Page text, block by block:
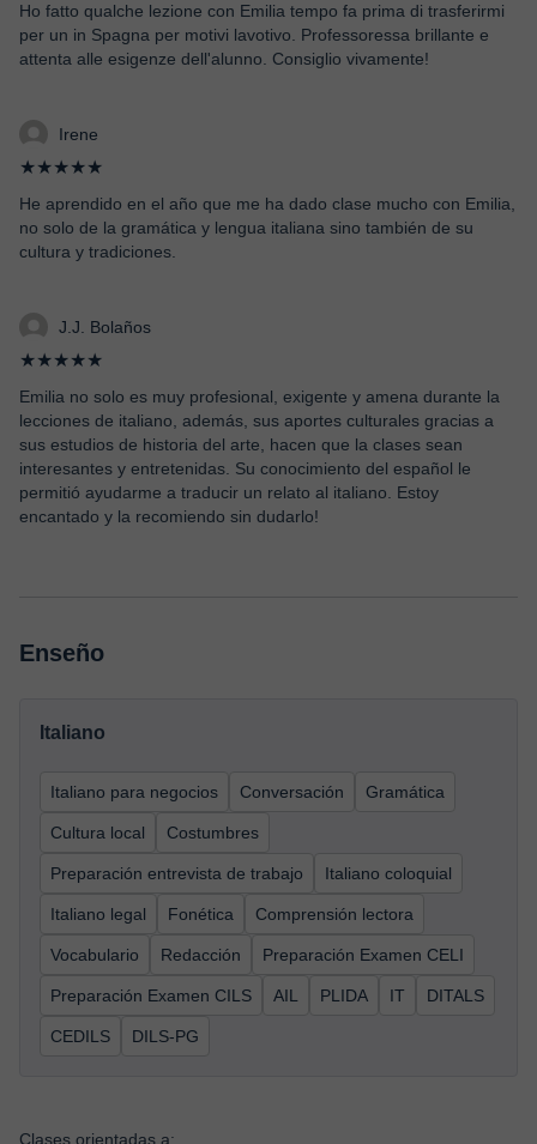
Ho fatto qualche lezione con Emilia tempo fa prima di trasferirmi
per un in Spagna per motivi lavotivo. Professoressa brillante e
attenta alle esigenze dell'alunno. Consiglio vivamente!
Irene
★★★★★
He aprendido en el año que me ha dado clase mucho con Emilia,
no solo de la gramática y lengua italiana sino también de su
cultura y tradiciones.
J.J. Bolaños
★★★★★
Emilia no solo es muy profesional, exigente y amena durante la
lecciones de italiano, además, sus aportes culturales gracias a
sus estudios de historia del arte, hacen que la clases sean
interesantes y entretenidas. Su conocimiento del español le
permitió ayudarme a traducir un relato al italiano. Estoy
encantado y la recomiendo sin dudarlo!
Enseño
Italiano
Italiano para negocios Conversación Gramática
Cultura local Costumbres
Preparación entrevista de trabajo Italiano coloquial
Italiano legal Fonética Comprensión lectora
Vocabulario Redacción Preparación Examen CELI
Preparación Examen CILS AIL PLIDA IT DITALS
CEDILS DILS-PG
Clases orientadas a: